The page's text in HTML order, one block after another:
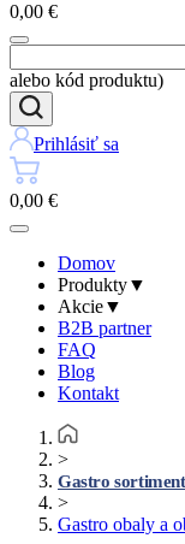
0,00 €
alebo kód produktu)
Prihlásiť sa
0,00 €
Domov
Produkty▼
Akcie▼
B2B partner
FAQ
Blog
Kontakt
>
Gastro sortiment
>
Gastro obaly a